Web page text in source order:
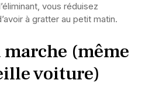
vous réduisez
à gratter au petit matin.
(même
voiture)